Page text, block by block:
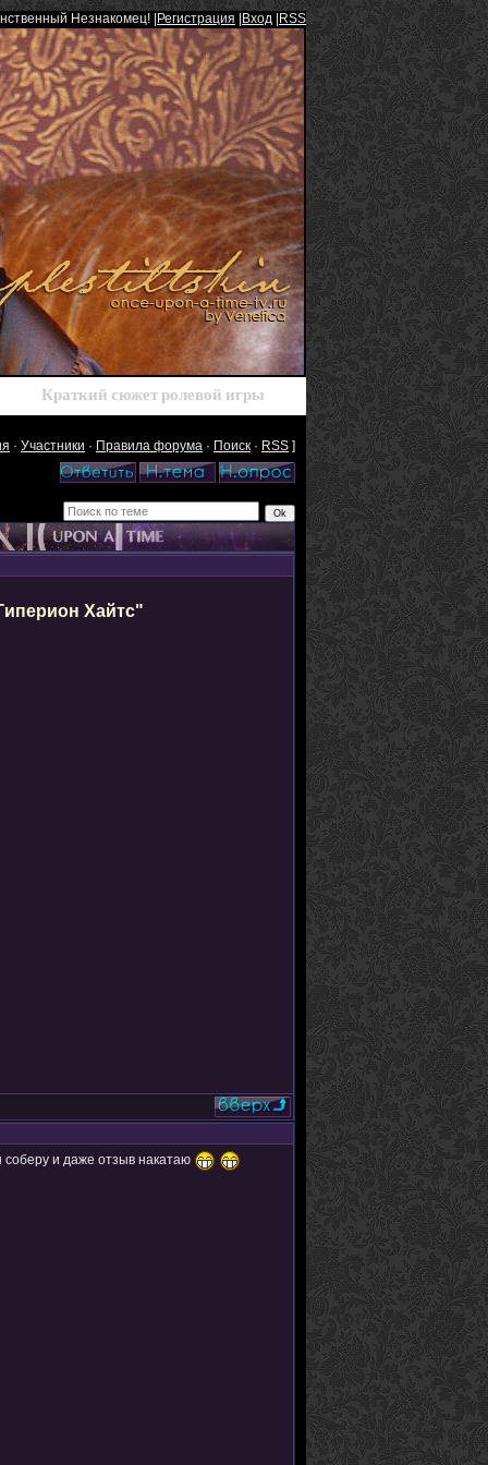
Незнакомец! | Регистрация Вход RSS
Краткий сюжет ролевой игры
· Участники · Правила форума · Поиск · RSS ]
Хайтс"
и даже отзыв накатаю